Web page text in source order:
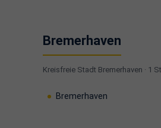
Bremerhaven
Kreisfreie Stadt Bremerhaven · 1
Bremerhaven